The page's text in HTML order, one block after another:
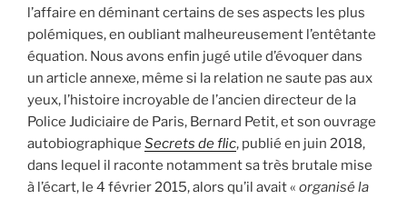
l’affaire en déminant certains de ses aspects les plus
polémiques, en oubliant malheureusement l’entêtante
équation. Nous avons enfin jugé utile d’évoquer dans
un article annexe, même si la relation ne saute pas aux
yeux, l’histoire incroyable de l’ancien directeur de la
Police Judiciaire de Paris, Bernard Petit, et son ouvrage
autobiographique Secrets de flic, publié en juin 2018,
dans lequel il raconte notamment sa très brutale mise
à l’écart, le 4 février 2015, alors qu’il avait « organisé la